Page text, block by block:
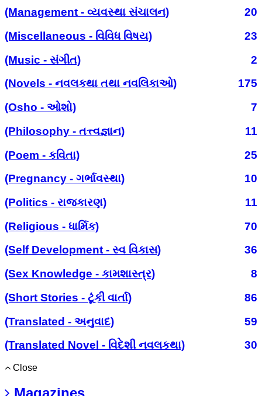
(Management - વ્યવસ્થા સંચાલન)
20
(Miscellaneous - વિવિધ વિષય)
23
(Music - સંગીત)
2
(Novels - નવલકથા તથા નવલિકાઓ)
175
(Osho - ઓશો)
7
(Philosophy - તત્ત્વજ્ઞાન)
11
(Poem - કવિતા)
25
(Pregnancy - ગર્ભાવસ્થા)
10
(Politics - રાજકારણ)
11
(Religious - ધાર્મિક)
70
(Self Development - સ્વ વિકાસ)
36
(Sex Knowledge - કામશાસ્ત્ર)
8
(Short Stories - ટૂંકી વાર્તા)
86
(Translated - અનુવાદ)
59
(Translated Novel - વિદેશી નવલકથા)
30
Close
Magazines